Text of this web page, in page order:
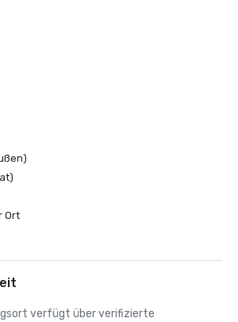
Ort
verfügt über verifizierte